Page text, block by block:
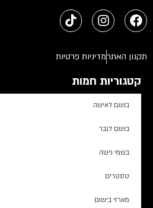
תקנון האתרמדיניות פרטיות
קטגוריות חמות
בושם לאישה
בושם לגבר
בשמי נישה
טסטרים
מארזי בישום